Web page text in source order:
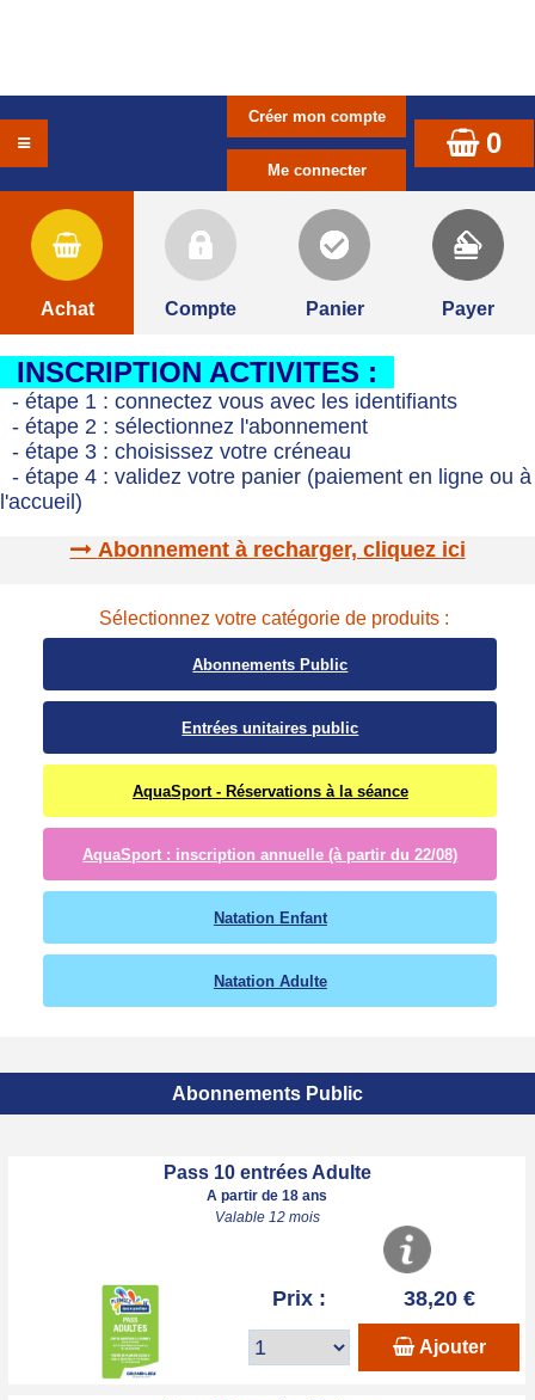
0
Achat Compte Panier Payer
INSCRIPTION ACTIVITES :
- étape 1 : connectez vous avec les identifiants
- étape 2 : sélectionnez l'abonnement
- étape 3 : choisissez votre créneau
- étape 4 : validez votre panier (paiement en ligne ou à
l'accueil)
Abonnement à recharger, cliquez ici
Sélectionnez votre catégorie de produits :
Abonnements Public
Entrées unitaires public
AquaSport - Réservations à la séance
AquaSport : inscription annuelle (à partir du 22/08)
Natation Enfant
Natation Adulte
Abonnements Public
Pass 10 entrées Adulte
A partir de 18 ans
Valable 12 mois
Prix : 38,20 €
Ajouter